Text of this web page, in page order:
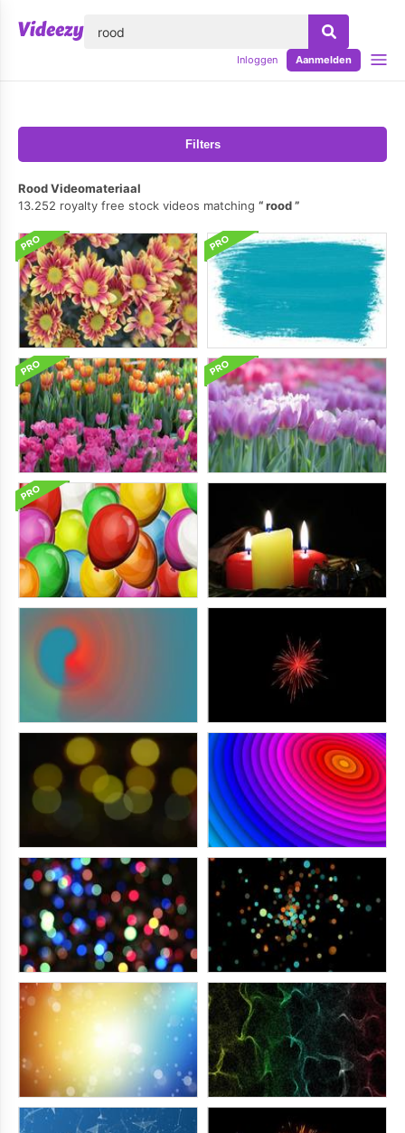
Inloggen Aanmelden
Filters
Rood Videomateriaal
13.252 royalty free stock videos matching
rood